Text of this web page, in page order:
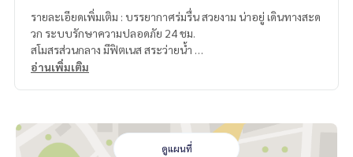
รายละเอียดเพิ่มเติม : บรรยากาศร่มรื่น สวยงาม น่าอยู่ เดินทางสะด
วก ระบบรักษาความปลอดภัย 24 ชม.
สโมสรส่วนกลาง มีฟิตเนส สระว่ายน้ำ
- โรงพยาบาลไทยนครินทร์
- โรงพยาบาลสินแพทย์
อ่านเพิ่มเติม
ดูแผนที่